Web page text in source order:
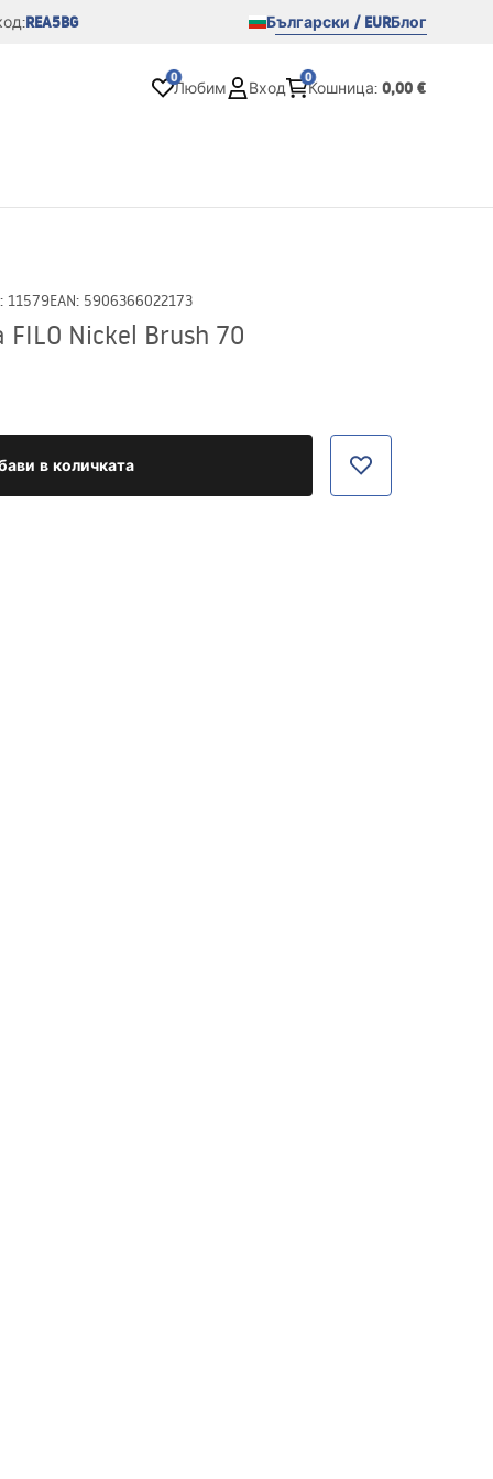
REA5BG Български / EURБлог
0
Любим Вход
0
Кошница: 0,00 €
: 11579EAN: 5906366022173
Nickel Brush 70
в количката